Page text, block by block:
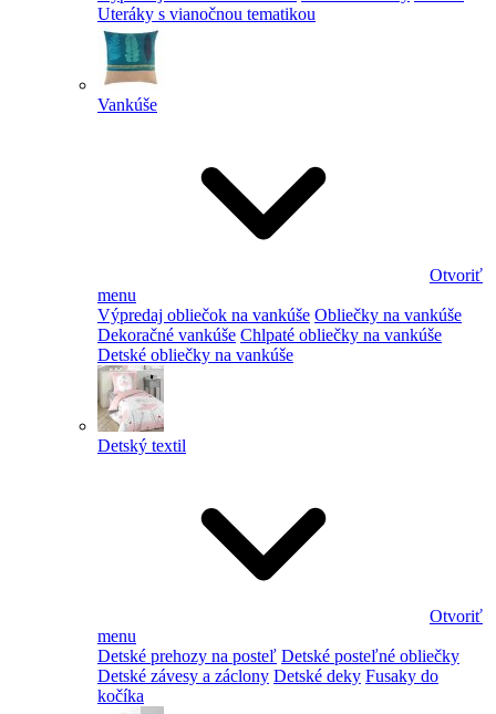
Uteráky s vianočnou tematikou
Vankúše
Otvoriť
menu
Výpredaj obliečok na vankúše Obliečky na vankúše
Dekoračné vankúše Chlpaté obliečky na vankúše
Detské obliečky na vankúše
Detský textil
Otvoriť
menu
Detské prehozy na posteľ Detské posteľné obliečky
Detské závesy a záclony Detské deky Fusaky do
kočíka